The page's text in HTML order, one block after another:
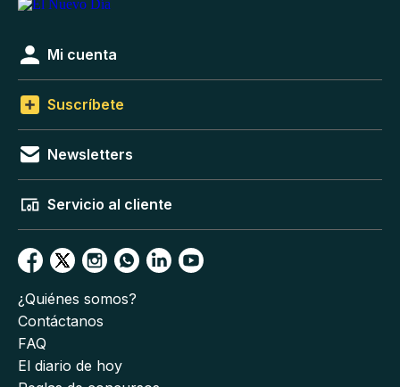
Mi cuenta
Suscríbete
Newsletters
Servicio al cliente
¿Quiénes somos?
Contáctanos
FAQ
El diario de hoy